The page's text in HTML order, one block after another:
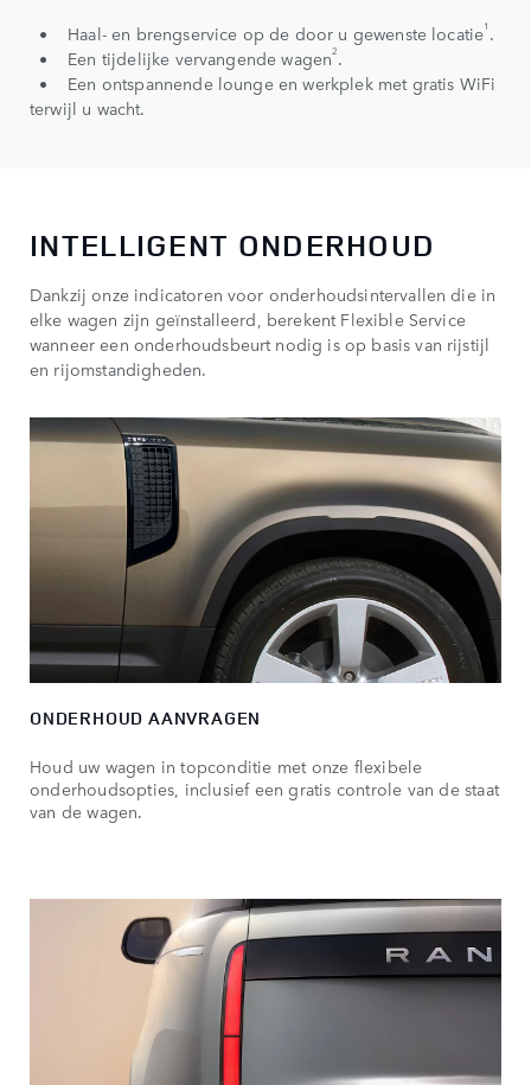
• Haal- en brengservice op de door u gewenste locatie1 .
• Een tijdelijke vervangende wagen2.
• Een ontspannende lounge en werkplek met gratis WiFi
terwijl u wacht.
INTELLIGENT ONDERHOUD
Dankzij onze indicatoren voor onderhoudsintervallen die in
elke wagen zijn geïnstalleerd, berekent Flexible Service
wanneer een onderhoudsbeurt nodig is op basis van rijstijl
en rijomstandigheden.
ONDERHOUD AANVRAGEN
Houd uw wagen in topconditie met onze flexibele
onderhoudsopties, inclusief een gratis controle van de staat
van de wagen.